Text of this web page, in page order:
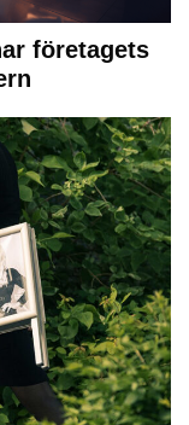
företagets